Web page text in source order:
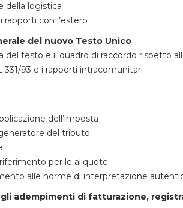
della logistica
rapporti con l’estero
del nuovo Testo Unico
del testo e il quadro di raccordo rispetto
331/93 e i rapporti intracomunitari
dell’imposta
del tributo
per le aliquote
alle norme di interpretazione
adempimenti di fatturazione,